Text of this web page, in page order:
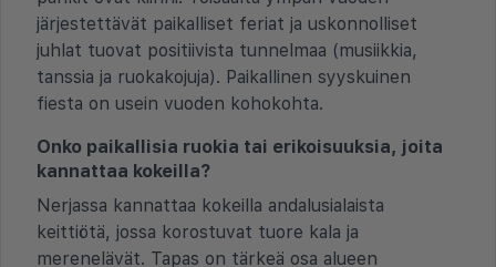
järjestettävät paikalliset feriat ja uskonnolliset
juhlat tuovat positiivista tunnelmaa (musiikkia,
tanssia ja ruokakojuja). Paikallinen syyskuinen
fiesta on usein vuoden kohokohta.
Onko paikallisia ruokia tai erikoisuuksia, joita
kannattaa kokeilla?
Nerjassa kannattaa kokeilla andalusialaista
keittiötä, jossa korostuvat tuore kala ja
merenelävät. Tapas on tärkeä osa alueen